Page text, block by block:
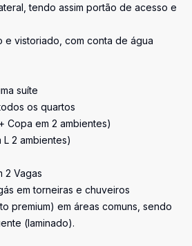
tendo assim portão de acesso e
e vistoriado, com conta de água
suíte
os quartos
Copa em 2 ambientes)
L 2 ambientes)
2 Vagas
em torneiras e chuveiros
premium) em áreas comuns, sendo
(laminado).